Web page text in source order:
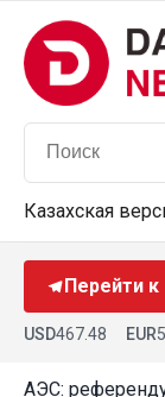
Казахская
Перейти к
USD467.48 EUR
АЭС: